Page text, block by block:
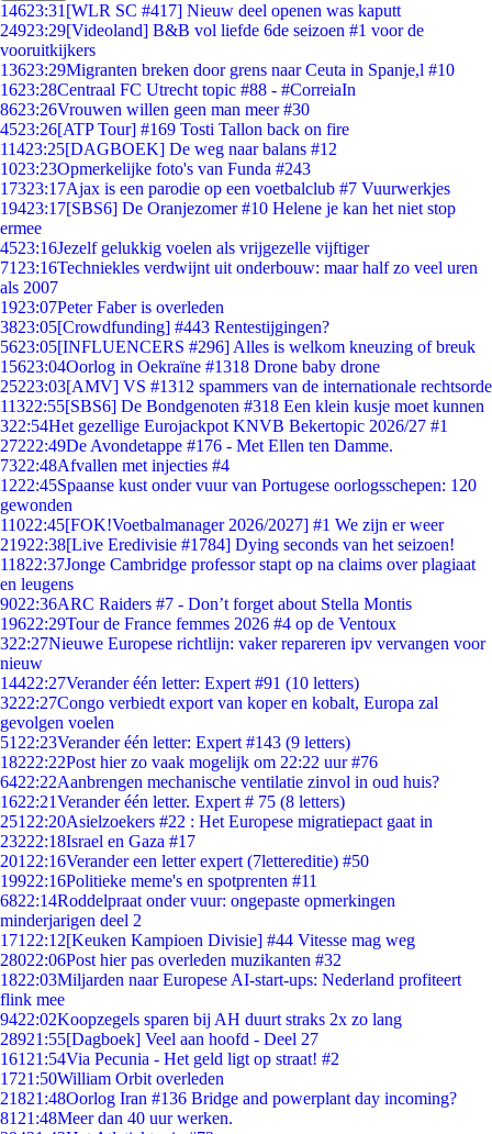
14623:31 [WLR SC #417] Nieuw deel openen was kaputt
24923:29[Videoland] B&B vol liefde 6de seizoen #1 voor de
vooruitkijkers
13623:29Migranten breken door grens naar Ceuta in Spanje,l #10
1623:28Centraal FC Utrecht topic #88 - #CorreiaIn
8623:26Vrouwen willen geen man meer #30
4523:26[ATP Tour] #169 Tosti Tallon back on fire
11423:25[DAGBOEK] De weg naar balans #12
1023:23Opmerkelijke foto's van Funda #243
17323:17Ajax is een parodie op een voetbalclub #7 Vuurwerkjes
19423:17[SBS6] De Oranjezomer #10 Helene je kan het niet stop
ermee
4523:16Jezelf gelukkig voelen als vrijgezelle vijftiger
71 23:16Techniekles verdwijnt uit onderbouw: maar half zo veel uren
als 2007
1923:07Peter Faber is overleden
3823:05[Crowdfunding] #443 Rentestijgingen?
5623:05[INFLUENCERS #296] Alles is welkom kneuzing of breuk
15623:04Oorlog in Oekraïne #1318 Drone baby drone
25223:03[AMV] VS #1312 spammers van de internationale rechtsorde
11322:55[SBS6] De Bondgenoten #318 Een klein kusje moet kunnen
322:54Het gezellige Eurojackpot KNVB Bekertopic 2026/27 #1
27222:49De Avondetappe #176 - Met Ellen ten Damme.
7322:48Afvallen met injecties #4
1222:45Spaanse kust onder vuur van Portugese oorlogsschepen: 120
gewonden
11022:45[FOK!Voetbalmanager 2026/2027] #1 We zijn er weer
21922:38[Live Eredivisie #1784] Dying seconds van het seizoen!
11822:37Jonge Cambridge professor stapt op na claims over plagiaat
en leugens
9022:36ARC Raiders #7 - Don’t forget about Stella Montis
19622:29Tour de France femmes 2026 #4 op de Ventoux
322:27Nieuwe Europese richtlijn: vaker repareren ipv vervangen voor
nieuw
14422:27Verander één letter: Expert #91 (10 letters)
3222:27Congo verbiedt export van koper en kobalt, Europa zal
gevolgen voelen
51 22:23Verander één letter: Expert #143 (9 letters)
18222:22Post hier zo vaak mogelijk om 22:22 uur #76
6422:22Aanbrengen mechanische ventilatie zinvol in oud huis?
1622:21Verander één letter. Expert # 75 (8 letters)
251 22:20Asielzoekers #22 : Het Europese migratiepact gaat in
23222:18Israel en Gaza #17
201 22:16Verander een letter expert (7lettereditie) #50
19922:16Politieke meme's en spotprenten #11
6822:14Roddelpraat onder vuur: ongepaste opmerkingen
minderjarigen deel 2
171 22:12[Keuken Kampioen Divisie] #44 Vitesse mag weg
28022:06Post hier pas overleden muzikanten #32
1822:03Miljarden naar Europese AI-start-ups: Nederland profiteert
flink mee
9422:02Koopzegels sparen bij AH duurt straks 2x zo lang
28921:55[Dagboek] Veel aan hoofd - Deel 27
161 21:54Via Pecunia - Het geld ligt op straat! #2
1721:50William Orbit overleden
21821:48Oorlog Iran #136 Bridge and powerplant day incoming?
81 21:48Meer dan 40 uur werken.